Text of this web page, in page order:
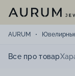
AURUM
Все про товар